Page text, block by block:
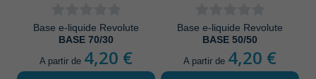
Base e-liquide Revolute
BASE 70/30
A partir de 4,20 €
Base e-liquide Revolute
BASE 50/50
A partir de 4,20 €